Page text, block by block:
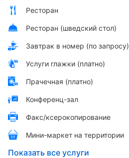
Ресторан
Ресторан (шведский стол)
Завтрак в номер (по запросу)
Услуги глажки (платно)
Прачечная (платно)
Конференц-зал
Факс/ксерокопирование
Мини-маркет на территории
Показать все услуги